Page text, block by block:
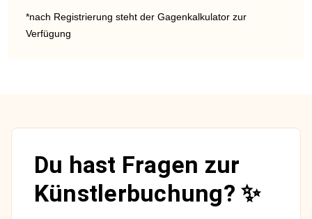
*nach Registrierung steht der Gagenkalkulator zur
Verfügung
Du hast Fragen zur
Künstlerbuchung? ✨